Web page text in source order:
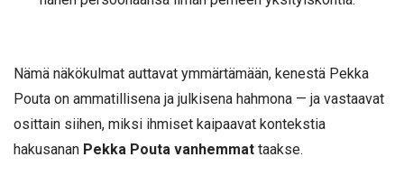
Nämä näkökulmat auttavat ymmärtämään, kenestä Pekka
Pouta on ammatillisena ja julkisena hahmona — ja vastaavat
osittain siihen, miksi ihmiset kaipaavat kontekstia
hakusanan Pekka Pouta vanhemmat taakse.